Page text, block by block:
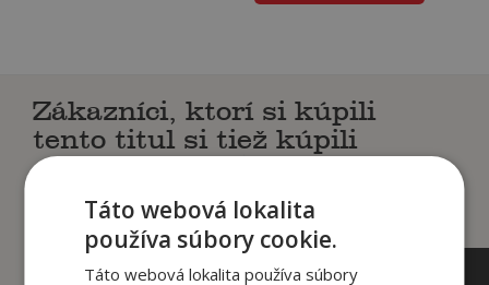
Zákazníci, ktorí si kúpili
tento titul si tiež kúpili
Táto webová lokalita
používa súbory cookie.
Táto webová lokalita používa súbory